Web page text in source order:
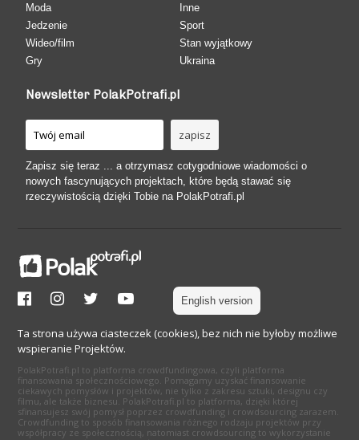
Moda
Jedzenie
Wideo/film
Gry
Inne
Sport
Stan wyjątkowy
Ukraina
Newsletter PolakPotrafi.pl
Zapisz się teraz ... a otrzymasz cotygodniowe wiadomości o
nowych fascynujących projektach, które będą stawać się
rzeczywistością dzięki Tobie na PolakPotrafi.pl
English version
Ta strona używa ciasteczek (cookies), bez nich nie byłoby możliwe
wspieranie Projektów.
PolakPotrafi.pl to platforma crowdfundingowa, czyli platforma
finansowania społecznościowego. Pomagamy uzyskać finansowanie
ciekawych pomysłów i projektów, nie tylko z zakresu sztuki, designu czy
filmu, ale także biznesu. PolakPotrafi.pl to platforma, dzięki której
sfinansujesz swój pomysł poprzez crowdfunding i crowdsourcing zarazem.
Crowdfunding to sposób finansowania różnego rodzaju projektów przy
współpracy ze społecznością, natomiast crowdsourcing to wykorzystanie